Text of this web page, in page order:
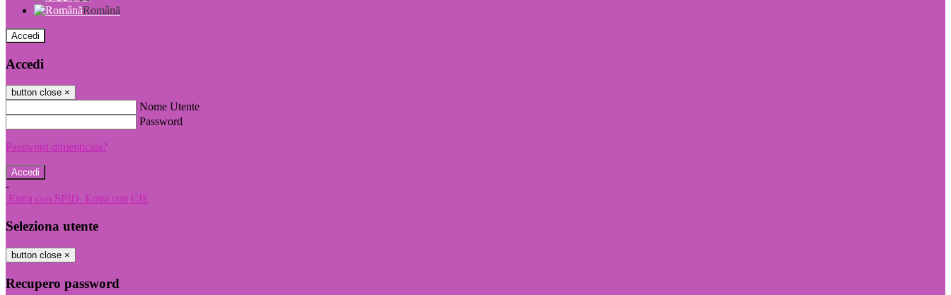
Română
Accedi
Accedi
button close ×
Nome Utente
Password
Password dimenticata?
-
Entra con SPID Entra con CIE
Seleziona utente
button close ×
Recupero password